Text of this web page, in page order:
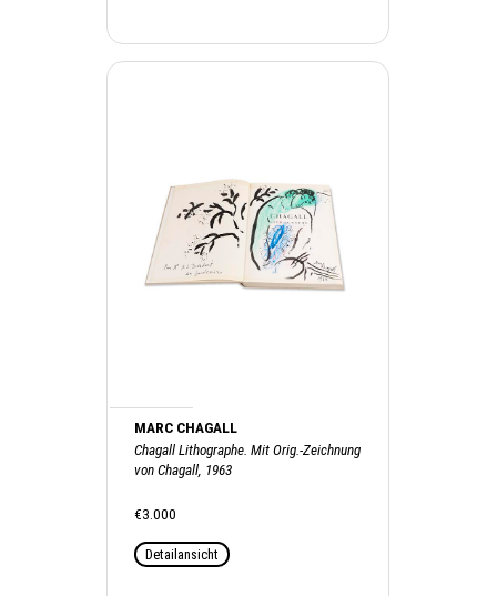
MARC CHAGALL
Chagall Lithographe. Mit Orig.-Zeichnung
von Chagall, 1963
€3.000
Detailansicht